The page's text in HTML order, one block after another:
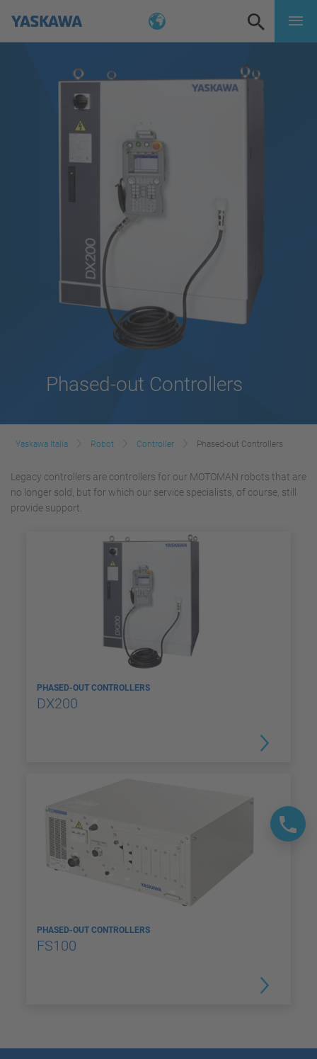
Phased-out Controllers
Yaskawa Italia Robot Controller Phased-out Controllers
Legacy controllers are controllers for our MOTOMAN robots that are
no longer sold, but for which our service specialists, of course, still
provide support.
PHASED-OUT CONTROLLERS
DX200
PHASED-OUT CONTROLLERS
FS100